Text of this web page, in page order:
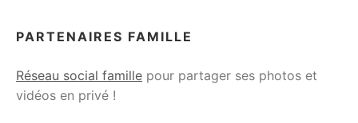
PARTENAIRES FAMILLE
Réseau social famille pour partager ses photos et
vidéos en privé !